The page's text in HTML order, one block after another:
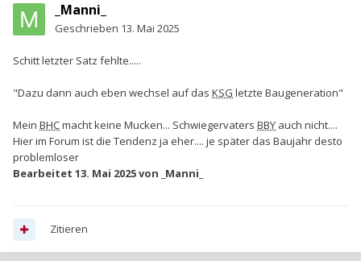
_Manni_
Geschrieben 13. Mai 2025
Schitt letzter Satz fehlte.....
"Dazu dann auch eben wechsel auf das KSG letzte Baugeneration"
Mein BHCmacht keine Mucken... Schwiegervaters BBY auch nicht....
Hier im Forum ist die Tendenz ja eher.... je später das Baujahr desto
problemloser
Bearbeitet 13. Mai 2025von _Manni_
Zitieren